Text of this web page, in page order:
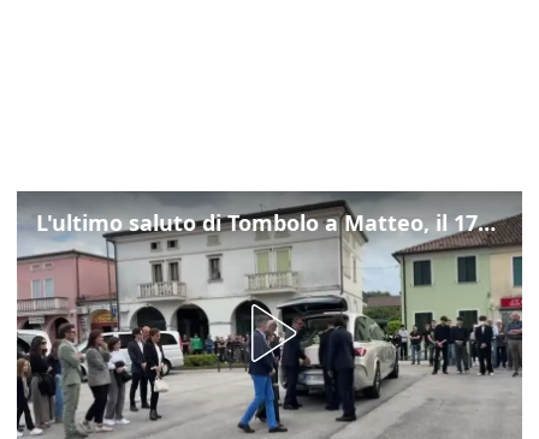
L'ultimo saluto di Tombolo a Matteo, il 17enne morto di tumore. Il video